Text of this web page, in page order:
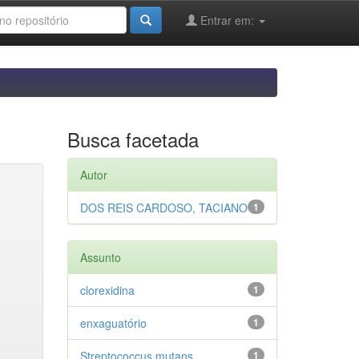
Entrar em:
Busca facetada
Autor
1
DOS REIS CARDOSO, TACIANO
Assunto
1
clorexidina
1
enxaguatório
1
Streptococcus mutans